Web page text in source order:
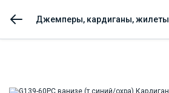
Джемперы, кардиганы, жилеты